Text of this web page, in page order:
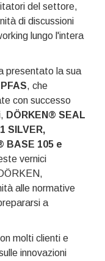
del settore,
di discussioni
lungo l'intera
presentato la sua
, che
con successo
DÖRKEN® SEAL
SILVER,
BASE 105 e
vernici
alle normative
a
molti clienti e
innovazioni